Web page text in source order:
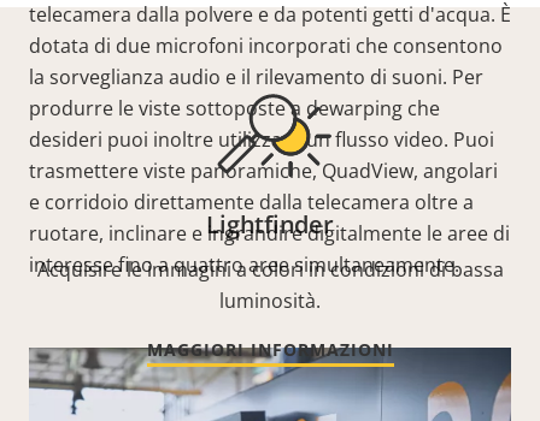
telecamera dalla polvere e da potenti getti d'acqua. È
dotata di due microfoni incorporati che consentono
la sorveglianza audio e il rilevamento di suoni. Per
produrre le viste sottoposte a dewarping che
desideri puoi inoltre utilizzare un flusso video. Puoi
trasmettere viste panoramiche, QuadView, angolari
e corridoio direttamente dalla telecamera oltre a
ruotare, inclinare e ingrandire digitalmente le aree di
interesse fino a quattro aree simultaneamente.
Lightfinder
Acquisire le immagini a colori in condizioni di bassa
luminosità.
MAGGIORI INFORMAZIONI